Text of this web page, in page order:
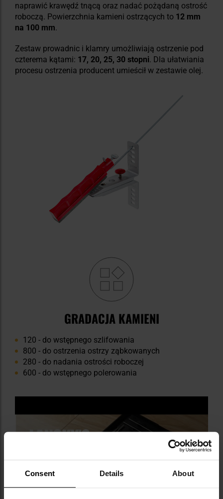
Consent Details About
naprawić krawędź tnącą oraz nadać pożądaną ostrość
roboczą. Powierzchnia kamieni ostrzących to 12 mm
na 100 mm.
Zestaw prowadnic i klamry umożliwiają ostrzenie pod
czterema kątami: 17, 20, 25, 30 stopni. Dla ułatwiania
procesu ostrzenia producent umieścił w zestawie olej.
GRADACJA KAMIENI
120 - do wstępnego szlifowania
800 - do ostrzenia ostrzy ząbkowanych
280 - do nadania ostrości roboczej
600 - do wstępnego polerowania